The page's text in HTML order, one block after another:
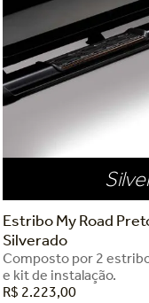
Estribo My Road
Silverado
Composto por 2
e kit de instalação.
R$ 2.223,00